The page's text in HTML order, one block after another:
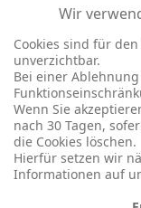
Jumping Fitness
16. Juli 2026
Jumping Fitness
16. Juli 2026
Kinderfest in
16. Juli 2026
Wir
Cookies sind für
unverzichtbar.
Bei einer
Wenn Sie
nach 30 Tagen,
die Cookies löschen.
Hierfür setzen wir
Informationen auf